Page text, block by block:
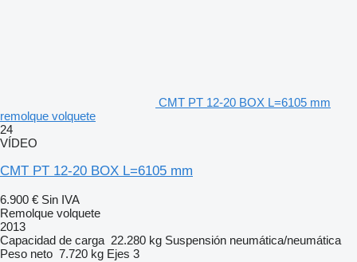
CMT PT 12-20 BOX L=6105 mm
remolque volquete
24
VÍDEO
CMT PT 12-20 BOX L=6105 mm
6.900 € Sin IVA
Remolque volquete
2013
Capacidad de carga 22.280 kg Suspensión neumática/neumática
Peso neto 7.720 kg Ejes 3